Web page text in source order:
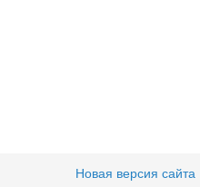
Новая версия сайта
Товары для праздника/